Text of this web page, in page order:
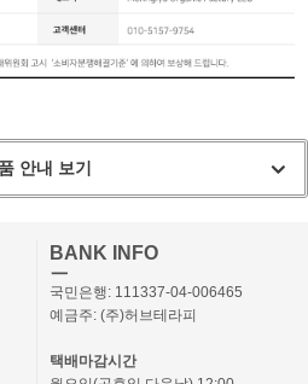
안내 보기
BANK INFO
ㅡ
국민은행: 111337-04-006465
예금주: (주)허브테라피
택배마감시간